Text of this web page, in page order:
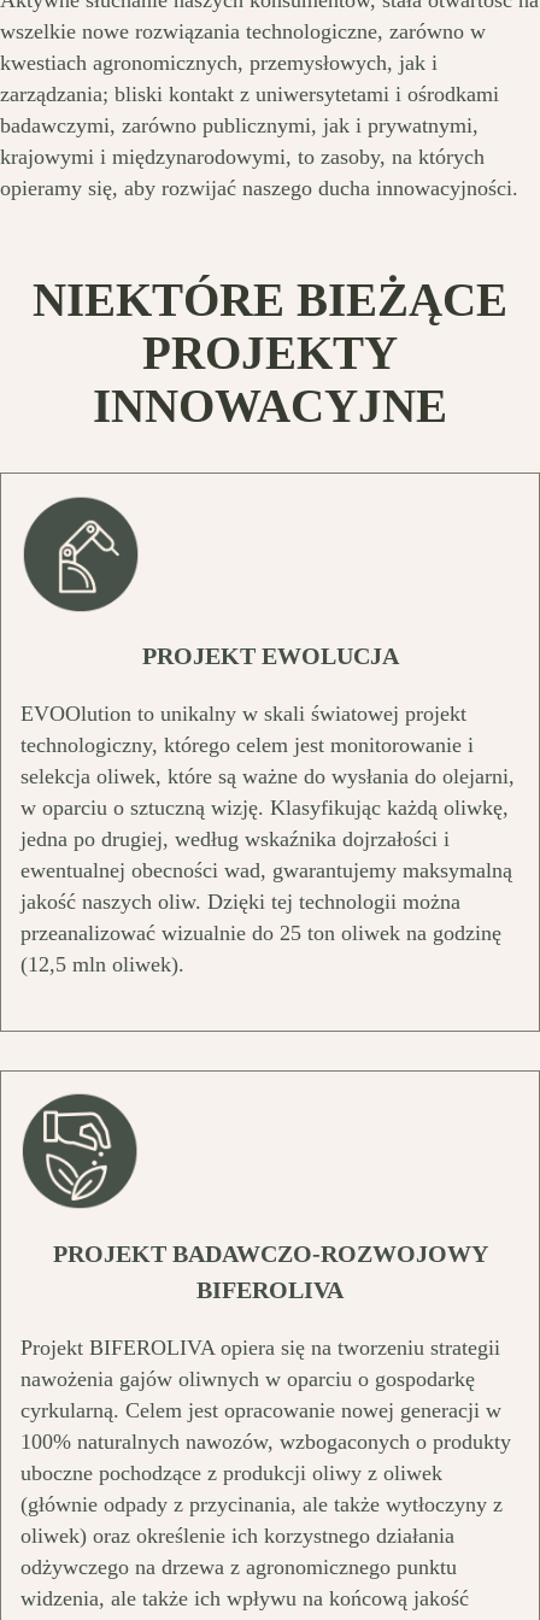
wszelkie nowe rozwiązania technologiczne, zarówno w
kwestiach agronomicznych, przemysłowych, jak i
zarządzania; bliski kontakt z uniwersytetami i ośrodkami
badawczymi, zarówno publicznymi, jak i prywatnymi,
krajowymi i międzynarodowymi, to zasoby, na których
opieramy się, aby rozwijać naszego ducha innowacyjności.
NIEKTÓRE BIEŻĄCE
PROJEKTY
INNOWACYJNE
PROJEKT EWOLUCJA
EVOOlution to unikalny w skali światowej projekt
technologiczny, którego celem jest monitorowanie i
selekcja oliwek, które są ważne do wysłania do olejarni,
w oparciu o sztuczną wizję. Klasyfikując każdą oliwkę,
jedna po drugiej, według wskaźnika dojrzałości i
ewentualnej obecności wad, gwarantujemy maksymalną
jakość naszych oliw. Dzięki tej technologii można
przeanalizować wizualnie do 25 ton oliwek na godzinę
(12,5 mln oliwek).
PROJEKT BADAWCZO-ROZWOJOWY
BIFEROLIVA
Projekt BIFEROLIVA opiera się na tworzeniu strategii
nawożenia gajów oliwnych w oparciu o gospodarkę
cyrkularną. Celem jest opracowanie nowej generacji w
100% naturalnych nawozów, wzbogaconych o produkty
uboczne pochodzące z produkcji oliwy z oliwek
(głównie odpady z przycinania, ale także wytłoczyny z
oliwek) oraz określenie ich korzystnego działania
odżywczego na drzewa z agronomicznego punktu
widzenia, ale także ich wpływu na końcową jakość